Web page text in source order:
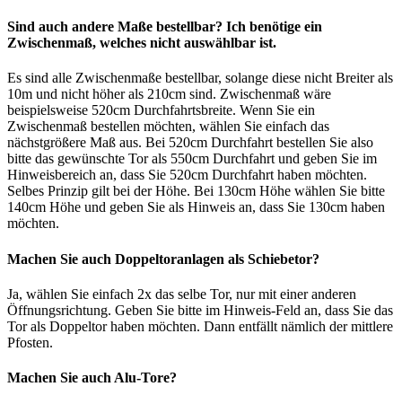
Sind auch andere Maße bestellbar? Ich benötige ein
Zwischenmaß, welches nicht auswählbar ist.
Es sind alle Zwischenmaße bestellbar, solange diese nicht Breiter als
10m und nicht höher als 210cm sind. Zwischenmaß wäre
beispielsweise 520cm Durchfahrtsbreite. Wenn Sie ein
Zwischenmaß bestellen möchten, wählen Sie einfach das
nächstgrößere Maß aus. Bei 520cm Durchfahrt bestellen Sie also
bitte das gewünschte Tor als 550cm Durchfahrt und geben Sie im
Hinweisbereich an, dass Sie 520cm Durchfahrt haben möchten.
Selbes Prinzip gilt bei der Höhe. Bei 130cm Höhe wählen Sie bitte
140cm Höhe und geben Sie als Hinweis an, dass Sie 130cm haben
möchten.
Machen Sie auch Doppeltoranlagen als Schiebetor?
Ja, wählen Sie einfach 2x das selbe Tor, nur mit einer anderen
Öffnungsrichtung. Geben Sie bitte im Hinweis-Feld an, dass Sie das
Tor als Doppeltor haben möchten. Dann entfällt nämlich der mittlere
Pfosten.
Machen Sie auch Alu-Tore?